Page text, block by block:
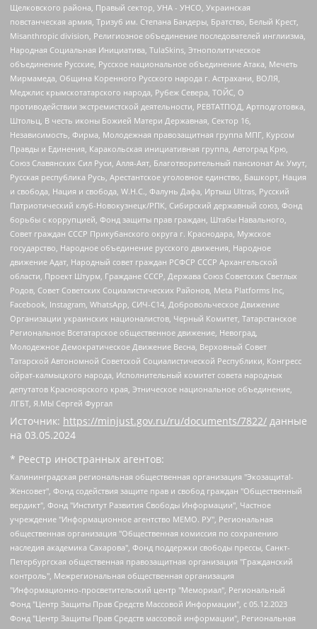
Щелковского района, Правый сектор, УНА - УНСО, Украинская
повстанческая армия, Тризуб им. Степана Бандеры, Братство, Белый Крест,
Misanthropic division, Религиозное объединение последователей инглиизма,
Народная Социальная Инициатива, TulaSkins, Этнополитическое
объединение Русские, Русское национальное объединение Атака, Мечеть
Мирмамеда, Община Коренного Русского народа г. Астрахани, ВОЛЯ,
Меджлис крымскотатарского народа, Рубеж Севера, ТОЙС, О
противодействии экстремистской деятельности, РЕВТАТПОД, Артподготовка,
Штольц, В честь иконы Божией Матери Державная, Сектор 16,
Независимость, Фирма, Молодежная правозащитная группа МПГ, Курсом
Правды и Единения, Каракольская инициативная группа, Автоград Крю,
Союз Славянских Сил Руси, Алля-Аят, Благотворительный пансионат Ак Умут,
Русская республика Русь, Арестантское уголовное единство, Башкорт, Нация
и свобода, Нация и свобода, W.H.С., Фалунь Дафа, Иртыш Ultras, Русский
Патриотический клуб-Новокузнецк/РПК, Сибирский державный союз, Фонд
борьбы с коррупцией, Фонд защиты прав граждан, Штабы Навального,
Совет граждан СССР Прикубанского округа г. Краснодара, Мужское
государство, Народное объединение русского движения, Народное
движение Адат, Народный совет граждан РСФСР СССР Архангельской
области, Проект Штурм, Граждане СССР, Держава Союз Советских Светлых
Родов, Совет Советских Социалистических Районов, Meta Platforms Inc,
Facebook, Instagram, WhatsApp, СИЧ-С14, Добровольческое Движение
Организации украинских националистов, Черный Комитет, Татарстанское
Региональное Всетатарское общественное движение, Невоград,
Молодежное Демократическое Движение Весна, Верховный Совет
Татарской Автономной Советской Социалистической Республики, Конгресс
ойрат-калмыцкого народа, Исполнительный комитет совета народных
депутатов Красноярского края, Этническое национальное объединение,
ЛГБТ, Я.МЫ Сергей Фургал
Источник: https://minjust.gov.ru/ru/documents/7822/ данные
на 03.05.2024
* Реестр иностранных агентов:
Калининградская региональная общественная организация "Экозащита!-Женсовет", Фонд содействия защите прав и свобод граждан "Общественный вердикт", Фонд "Институт Развития Свободы Информации", Частное учреждение "Информационное агентство МЕМО. РУ", Региональная общественная организация "Общественная комиссия по сохранению наследия академика Сахарова", Фонд поддержки свободы прессы, Санкт-Петербургская общественная правозащитная организация "Гражданский контроль", Межрегиональная общественная организация "Информационно-просветительский центр "Мемориал", Региональный Фонд "Центр Защиты Прав Средств Массовой Информации", с 05.12.2023 Фонд "Центр Защиты Прав Средств массовой информации", Региональная общественная благотворительная организация помощи беженцам и мигрантам "Гражданское содействие", Негосударственное образовательное учреждение дополнительного профессионального образования (повышение квалификации) специалистов "АКАДЕМИЯ ПО ПРАВАМ ЧЕЛОВЕКА", Свердловская региональная общественная организация "Сутяжник", Автономная некоммерческая организация "Центр независимых социологических исследований", Союз общественных объединений "Российский исследовательский центр по правам человека", Региональное общественное учреждение научно-информационный центр "МЕМОРИАЛ", Некоммерческая организация "Фонд защиты гласности", Автономная некоммерческая организация "Институт прав человека", Городская общественная организация "Екатеринбургское общество "МЕМОРИАЛ", Городская общественная организация "Рязанское историко-просветительское и правозащитное общество "Мемориал" (Рязанский Мемориал), Челябинский региональный орган общественной самодеятельности – женское общественное объединение "Женщины Евразии", Челябинский региональный орган общественной самодеятельности "Уральская правозащитная группа", Фонд содействия защите здоровья и социальной справедливости имени Андрея Рылькова, Автономная Некоммерческая Организация "Аналитический Центр Юрия Левады", Автономная некоммерческая организация социальной поддержки населения "Проект Апрель", Региональная общественная организация помощи женщинам и детям, находящимся в кризисной ситуации "Информационно-методический центр "Анна", Фонд содействия развитию массовых коммуникаций и правовому просвещению "Так-так-Так", Фонд содействия устойчивому развитию "Серебряная тайга", Свердловский региональный общественный фонд социальных проектов "Новое время", "Idel.Реалии", Кавказ.Реалии, Крым.Реалии, Телеканал Настоящее Время, Татаро-башкирская служба Радио Свобода (Azatliq Radiosi), Радио Свободная Европа/Радио Свобода (PCE/PC), "Сибирь.Реалии", "Фактограф", Благотворительный фонд помощи осужденным и их семьям, Автономная некоммерческая организация "Институт глобализации и социальных движений", Фонд "В защиту прав заключенных", Частное учреждение "Центр поддержки и содействия развитию средств массовой информации", Пензенский региональный общественный благотворительный фонд "Гражданский союз", "Север.Реалии", Некоммерческая организация Фонд "Правовая инициатива", Общество с ограниченной ответственностью "Радио Свободная Европа/Радио Свобода", Чешское информационное агентство "MEDIUM-ORIENT", Красноярская региональная общественная организация "Мы против СПИДа", Камалягин Денис Николаевич, Маркелов Сергей Евгеньевич, Пономарев Лев Александрович, Савицкая Людмила Алексеевна, Автономная некоммерческая организация "Центр по работе с проблемой насилия "НАСИЛИЮ.НЕТ", Межрегиональный профессиональный союз работников здравоохранения "Альянс врачей", Юридическое лицо, зарегистрированное в Латвийской Республике, SIA "Medusa Project" (регистрационный номер 40103797863, дата регистрации 10.06.2014), Некоммерческая организация "Фонд по борьбе с коррупцией", Автономная некоммерческая организация "Институт права и публичной политики", Баданин Роман Сергеевич, Гликин Максим Александрович, Железнова Мария Михайловна, Лукьянова Юлия Сергеевна, Маетная Елизавета Витальевна, Маняхин Петр Борисович, Чуракова Ольга Владимировна, Ярош Юлия Петровна, Юридическое лицо "The Insider SIA", зарегистрированное в Риге, Латвийская Республика (дата регистрации 26.06.2015), являющееся администратором доменного имени интернет-издания "The Insider SIA", https://theins.ru, Постернак Алексей Евгеньевич, Рубин Михаил Аркадьевич, Анин Роман Александрович, Юридическое лицо Istories fonds, зарегистрированное в Латвийской Республике (регистрационный номер 50008295751, дата регистрации 24.02.2020), Великовский Дмитрий Александрович, Долинина Ирина Николаевна, Мароховская Алеся Алексеевна, Шлейнов Роман Юрьевич, Шмагун Олеся Валентиновна, Общество с ограниченной ответственностью "Альтаир 2021", Общество с ограниченной ответственностью "Вега 2021", Общество с ограниченной ответственностью "Главный редактор 2021", Общество с ограниченной ответственностью "Ромашки монолит", Важенков Артем Валерьевич, Ивановская областная общественная организация "Центр гендерных исследований", Гурман Юрий Альбертович, Медиапроект "ОВД-Инфо", Егоров Владимир Владимирович, Жилинский Владимир Александрович, Общество с ограниченной ответственностью "ЗП", Иванова София Юрьевна, Карезина Инна Павловна, Кильтау Екатерина Викторовна, Петров Алексей Викторович, Пискунов Сергей Евгеньевич, Смирнов Сергей Сергеевич, Тихонов Михаил Сергеевич, Общество с ограниченной ответственностью "ЖУРНАЛИСТ-ИНОСТРАННЫЙ АГЕНТ", Арапова Галина Юрьевна, Вольтская Татьяна Анатольевна, Американская компания "Mason G.E.S. Anonymous Foundation" (США), являющаяся владельцем интернет-издания https://mnews.world/, Компания "Stichting Bellingcat", зарегистрированная в Нидерландах (дата регистрации 11.07.2018), Захаров Андрей Вячеславович, Клепиковская Екатерина Дмитриевна, Общество с ограниченной ответственностью "МЕМО", Перл Роман Александрович, Симонов Евгений Алексеевич, Соловьева Елена Анатольевна, Сотников Даниил Владимирович, Сурначева Елизавета Дмитриевна, Автономная некоммерческая организация по защите прав человека и информированию населения "Якутия – Наше Мнение", Общество с ограниченной ответственностью "Москоу диджитал медиа", с 26.01.2023 Общество с ограниченной ответственностью "Чайка Белые сады", Ветошкина Валерия Валерьевна, Заговора Максим Александрович, Межрегиональное общественное движение "Российская ЛГБТ - сеть", Оленичев Максим Владимирович, Павлов Иван Юрьевич, Скворцова Елена Сергеевна, Общество с ограниченной ответственностью "Как бы инагент", Кочетков Игорь Викторович, Общество с ограниченной ответственностью "Честные выборы", Еланчик Олег Александрович, Общество с ограниченной ответственностью "Нобелевский призыв", Гималова Регина Эмилевна, Григорьев Андрей Валерьевич, Григорьева Алина Александровна, Ассоциация по содействию защите прав призывников, альтернативнослужащих и военнослужащих "Правозащитная группа "Гражданин.Армия.Право", Хисамова Регина Фаритовна, Автономная некоммерческая организация по реализации социально-правовых программ "Лилит", Дальневосточное общественное движение "Маяк", Санкт-Петербургская ЛГБТ-инициативная группа "Выход", Инициативная группа ЛГБТ+ "Реверс", Алексеев Андрей Викторович, Бекбулатова Таисия Львовна, Беляев Иван Михайлович, Владыкина Елена Сергеевна, Гельман Марат Александрович, Никульшина Вероника Юрьевна, Толоконникова Надежда Андреевна, Шендерович Виктор Анатольевич, Общество с ограниченной ответственностью "Данное сообщение", Общество с ограниченной ответственностью Издательский дом "Новая глава", Айнбиндер Александра Александровна, Московский комьюнити-центр для ЛГБТ+инициатив, Благотворительный фонд развития филантропии, Deutsche Welle (Германия, Kurt-Schumacher-Strasse 3, 53113 Bonn), Борзунова Мария Михайловна, Воробьев Виктор Викторович, Голубева Анна Львовна, Константинова Алла Михайловна, Малкова Ирина Владимировна, Мурадов Мурад Абдулгалимович, Осетинская Елизавета Николаевна, Понасенков Евгений Николаевич, Ганапольский Матвей Юрьевич, Киселев Евгений Алексеевич, Борухович Ирина Григорьевна, Дремин Иван Тимофеевич, Дубровский Дмитрий Викторович, Красноярская региональная общественная организация поддержки и развития альтернативных образовательных технологий и межкультурных коммуникаций "ИНТЕРРА", Маяковская Екатерина Алексеевна, Фейгин Марк Захарович, Филимонов Андрей Викторович, Дзугкоева Регина Николаевна, Доброхотов Роман Александрович, Дудь Юрий Александрович, Елкин Сергей Владимирович, Кругликов Кирилл Игоревич, Сабунаева Мария Леонидовна, Семенов Алексей Владимирович, Шаинян Карен Багратович, Шульман Екатерина Михайловна, Асафьев Артур Валерьевич, Вахштайн Виктор Семенович, Венедиктов Алексей Алексеевич, Лушникова Екатерина Евгеньевна, Волков Леонид Михайлович, Невзоров Александр Глебович, Пархоменко Сергей Борисович, Сироткин Ярослав Николаевич, Кара-Мурза Владимир Владимирович, Баранова Наталья Владимировна, Гозман Леонид Яковлевич, Кагарлицкий Борис Юльевич, Климарев Михаил Валерьевич, Милов Владимир Станиславович, Автономная некоммерческая организация Краснодарский центр современного искусства "Типография", Моргенштерн Алишер Тагирович, Соболь Любовь Эдуардовна, Общество с ограниченной ответственностью "ЛИЗА НОРМ", Каспаров Гарри Кимович, Ходорковский Михаил Борисович, Общество с ограниченной ответственностью "Апрельские тезисы", Данилович Ирина Брониславовна, Кашин Олег Владимирович, Петров Николай Владимирович, Пивоваров Алексей Владимирович, Соколов Михаил Владимирович, Цветкова Юлия Владимировна, Чичваркин Евгений Александрович, Комитет против пыток/Команда против пыток, Общество с ограниченной ответственностью "Первый научный", Общество с ограниченной ответственностью "Вертолет и ко", Белоцерковская Вероника Борисовна, Кац Максим Евгеньевич, Лазарева Татьяна Юрьевна, Шаведдинов Руслан Табризович, Яшин Илья Валерьевич, Общество с ограниченной ответственностью "Иноагент ААВ", Алешковский Дмитрий Петрович, Альбац Евгения Марковна, Быков Дмитрий Львович, Галямина Юлия Евгеньевна, Лойко Сергей Леонидович, Мартынов Кирилл Константинович, Медведев Сергей Александрович, Крашенинников Федор Геннадиевич, Гордеева Катерина Вл